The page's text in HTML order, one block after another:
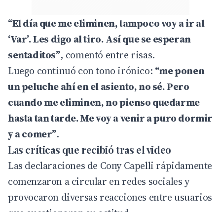
“El día que me eliminen, tampoco voy a ir al
‘Var’. Les digo al tiro. Así que se esperan
sentaditos”, comentó entre risas.
Luego continuó con tono irónico: “me ponen
un peluche ahí en el asiento, no sé. Pero
cuando me eliminen, no pienso quedarme
hasta tan tarde. Me voy a venir a puro dormir
y a comer”.
Las críticas que recibió tras el video
Las declaraciones de Cony Capelli rápidamente
comenzaron a circular en redes sociales y
provocaron diversas reacciones entre usuarios